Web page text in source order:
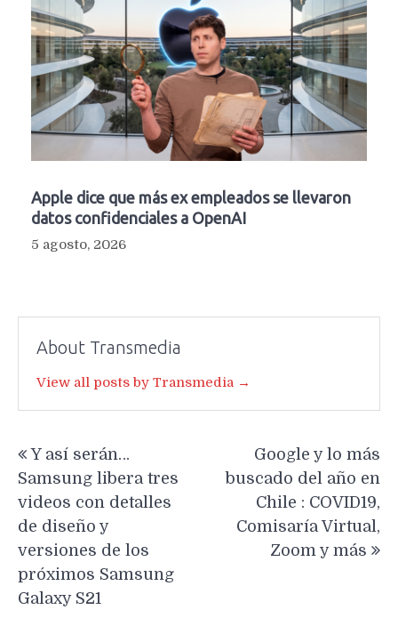
Apple dice que más ex empleados se llevaron
datos confidenciales a OpenAI
5 agosto, 2026
About Transmedia
View all posts by Transmedia →
de
entradas
Y así serán…
Samsung libera tres
videos con detalles
de diseño y
versiones de los
próximos Samsung
Galaxy S21
Google y lo más
buscado del año en
Chile : COVID19,
Comisaría Virtual,
Zoom y más